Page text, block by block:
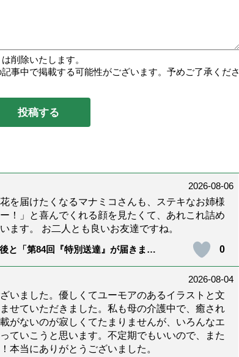
削除いたします。
事中で掲載する可能性がございます。予めご了承くださ
2026-08-06
を届けたくなるマナミコさんも、ステキなお姉様
！」と喜んでくれる顔を見たくて、あれこれ詰め
ます。 お二人とも良いお友達ですね。
と「第84回『特別送達』が届きまし
0
2026-08-04
いました。優しくてユーモアのあるイラストと文
せていただきました。私も母の介護中で、癒され
がないのが寂しくてたまりませんが、いろんなエ
ていこうと思います。不定期でもいいので、また
本当にありがとうございました。